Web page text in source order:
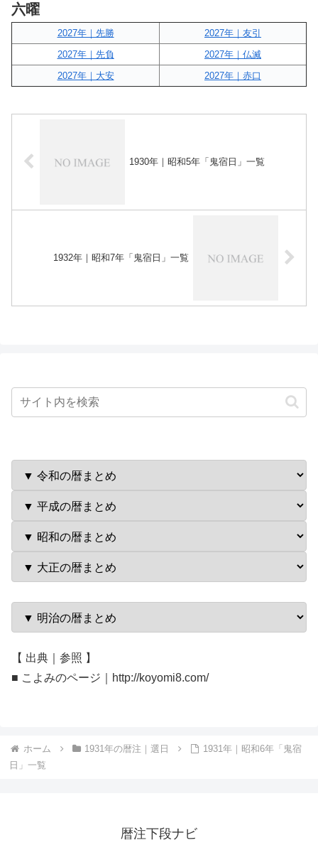
六曜
2027年｜先勝
2027年｜友引
2027年｜先負
2027年｜仏滅
2027年｜大安
2027年｜赤口
1930年｜昭和5年「鬼宿日」一覧
1932年｜昭和7年「鬼宿日」一覧
【 出典｜参照 】
■ こよみのページ｜http://koyomi8.com/
ホーム 1931年の暦注｜選日
1931年｜昭和6年「鬼宿
日」一覧
暦注下段ナビ